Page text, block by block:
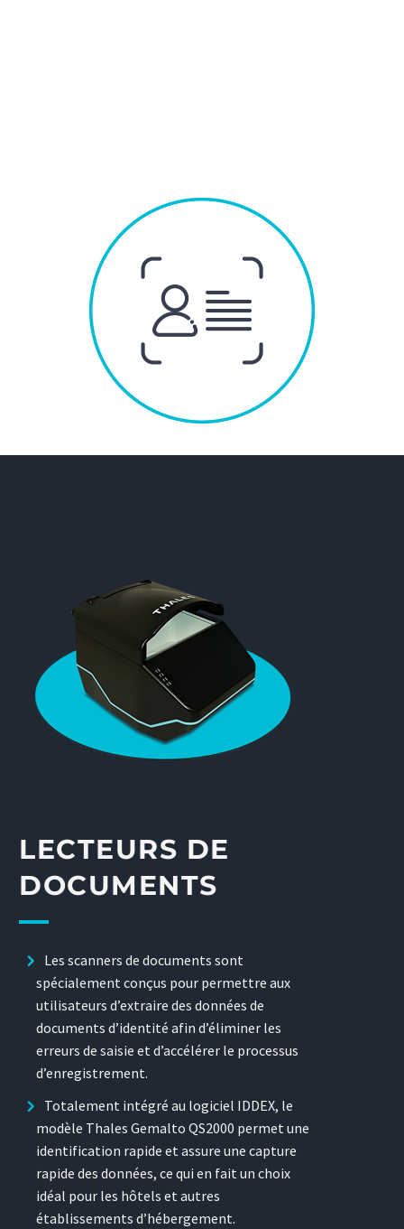
LECTEURS DE
DOCUMENTS
Les scanners de documents sont
spécialement conçus pour permettre aux
utilisateurs d’extraire des données de
documents d’identité afin d’éliminer les
erreurs de saisie et d’accélérer le processus
d’enregistrement.
Totalement intégré au logiciel IDDEX, le
modèle Thales Gemalto QS2000 permet une
identification rapide et assure une capture
rapide des données, ce qui en fait un choix
idéal pour les hôtels et autres
établissements d’hébergement.